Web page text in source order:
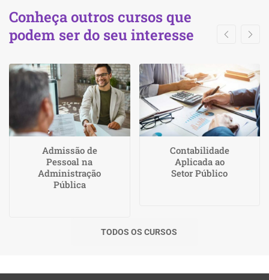
Conheça outros cursos que
podem ser do seu interesse
Admissão de
Pessoal na
Administração
Pública
Contabilidade
Aplicada ao
Setor Público
TODOS OS CURSOS